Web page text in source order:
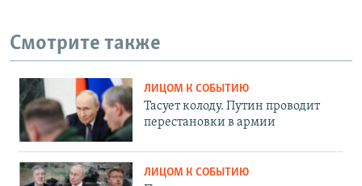
Смотрите также
ЛИЦОМ К СОБЫТИЮ
Тасует колоду. Путин проводит
перестановки в армии
ЛИЦОМ К СОБЫТИЮ